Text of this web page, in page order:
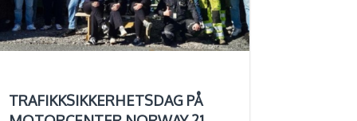
TRAFIKKSIKKERHETSDAG PÅ